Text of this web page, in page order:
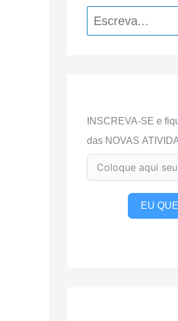
Pesquisar
INSCREVA-SE e
das NOVAS
EU